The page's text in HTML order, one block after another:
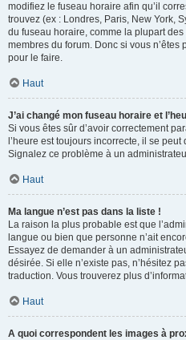
modifiez le fuseau horaire afin qu’il
trouvez (ex : Londres, Paris, New York,
du fuseau horaire, comme la plupart des
membres du forum. Donc si vous n’êtes
pour le faire.
Haut
J’ai changé mon fuseau horaire et
Si vous êtes sûr d’avoir correctement
l’heure est toujours incorrecte, il se
Signalez ce problème à un
Haut
Ma langue n’est pas dans la liste !
La raison la plus probable est que
langue ou bien que personne n’ait
Essayez de demander à un
désirée. Si elle n’existe pas, n’hésitez
traduction. Vous trouverez plus
Haut
A quoi correspondent les images à